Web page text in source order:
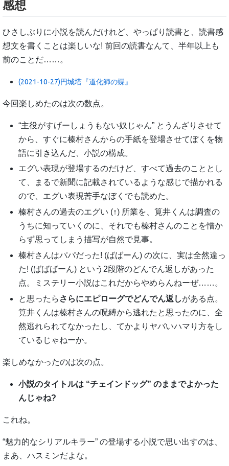
感想
ひさしぶりに小説を読んだけれど、やっぱり読書と、読書感
想文を書くことは楽しいな! 前回の読書なんて、半年以上も
前のことだ……。
(2021-10-27)円城塔『道化師の蝶』
今回楽しめたのは次の数点。
“主役がすげーしょうもない奴じゃん” とうんざりさせて
から、すぐに榛村さんからの手紙を登場させてぼくを物
語に引き込んだ、小説の構成。
エグい表現が登場するのだけど、すべて過去のこととし
て、まるで新聞に記載されているような感じで描かれる
ので、エグい表現苦手なぼくでも読めた。
榛村さんの過去のエグい (↑) 所業を、筧井くんは調査の
うちに知っていくのに、それでも榛村さんのことを憎か
らず思ってしまう描写が自然で見事。
榛村さんはパパだった! (ばばーん) の次に、実は全然違っ
た! (ばばばーん) という2段階のどんでん返しがあった
点。ミステリー小説はこれだからやめらんねーぜ……。
と思ったら さらにエピローグでどんでん返しがある点。
筧井くんは榛村さんの呪縛から逃れたと思ったのに、全
然逃れられてなかったし、てかよりヤバいハマり方をし
ているじゃねーか。
楽しめなかったのは次の点。
小説のタイトルは “チェインドッグ” のままでよかった
んじゃね?
これね。
“魅力的なシリアルキラー” の登場する小説で思い出すのは、
まあ、ハスミンだよな。